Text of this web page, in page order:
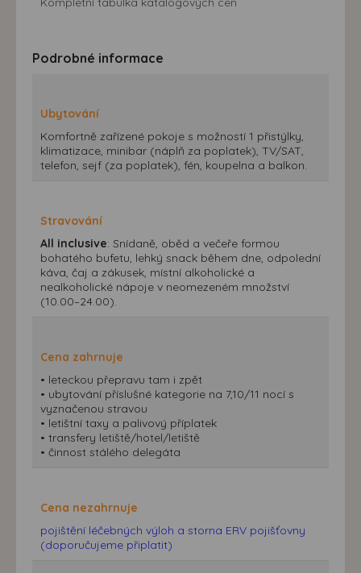
Podrobné informace
Ubytování
Komfortně zařízené pokoje s možností 1 přistýlky,
klimatizace, minibar (náplň za poplatek), TV/SAT,
telefon, sejf (za poplatek), fén, koupelna a balkon.
Stravování
All inclusive: Snídaně, oběd a večeře formou
bohatého bufetu, lehký snack během dne, odpolední
káva, čaj a zákusek, místní alkoholické a
nealkoholické nápoje v neomezeném množství
(10.00–24.00).
Cena zahrnuje
• leteckou přepravu tam i zpět
• ubytování příslušné kategorie na 7,10/11 nocí s
vyznačenou stravou
• letištní taxy a palivový příplatek
• transfery letiště/hotel/letiště
• činnost stálého delegáta
Cena nezahrnuje
pojištění léčebných výloh a storna ERV pojišťovny
(doporučujeme připlatit)